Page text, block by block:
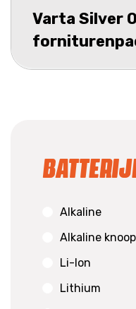
Varta Silver
Alkaline
Alkaline
Li-Ion
Lithium